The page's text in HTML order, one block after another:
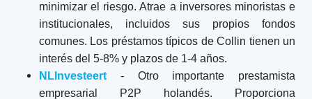
minimizar el riesgo. Atrae a inversores minoristas e
institucionales, incluidos sus propios fondos
comunes. Los préstamos típicos de Collin tienen un
interés del 5-8% y plazos de 1-4 años.
NLInvesteert - Otro importante prestamista
empresarial P2P holandés. Proporciona